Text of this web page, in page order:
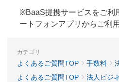
※BaaS提携サービスをご利
ートフォンアプリからご利
カテゴリ
よくあるご質問TOP 手数料
よくあるご質問TOP
法人ビジ